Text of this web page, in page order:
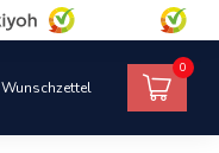
Wunschzettel
0